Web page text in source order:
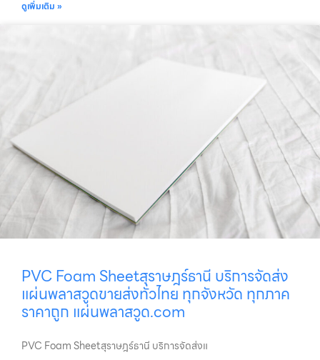
ดูเพิ่มเติม »
PVC Foam Sheetสุราษฎร์ธานี บริการจัดส่ง
แผ่นพลาสวูดขายส่งทั่วไทย ทุกจังหวัด ทุกภาค
ราคาถูก แผ่นพลาสวูด.com
PVC Foam Sheetสุราษฎร์ธานี บริการจัดส่งแ